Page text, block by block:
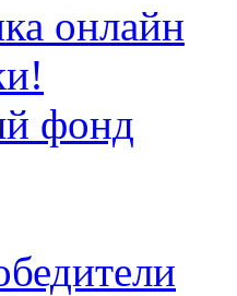
онлайн
фонд